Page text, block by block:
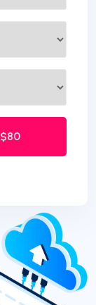
$80